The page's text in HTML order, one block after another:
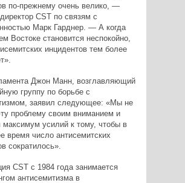
по-прежнему очень велико, —
CST по связям с
Марк Гарднер. — А когда
Востоке становится неспокойно,
инцидентов тем более
Джон Манн, возглавляющий
группу по борьбе с
заявил следующее: «Мы не
проблему своим вниманием и
усилий к тому, чтобы в
время число антисемитских
сократилось».
CST с 1984 года занимается
антисемитизма в